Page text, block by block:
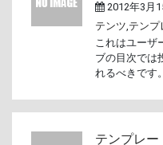
2012年3月
テンツ,テンプ
これはユーザ
ブの目次では
れるべきです。
テンプレ